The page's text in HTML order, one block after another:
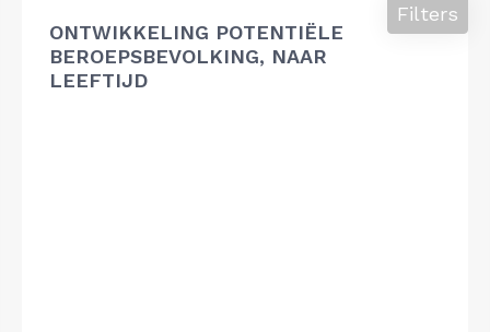
ONTWIKKELING POTENTIËLE
BEROEPSBEVOLKING, NAAR
LEEFTIJD
Filters